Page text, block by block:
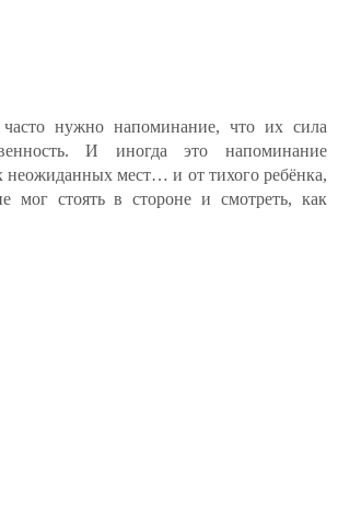
нужно напоминание, что их сила
И иногда это напоминание
неожиданных мест… и от тихого ребёнка,
мог стоять в стороне и смотреть, как